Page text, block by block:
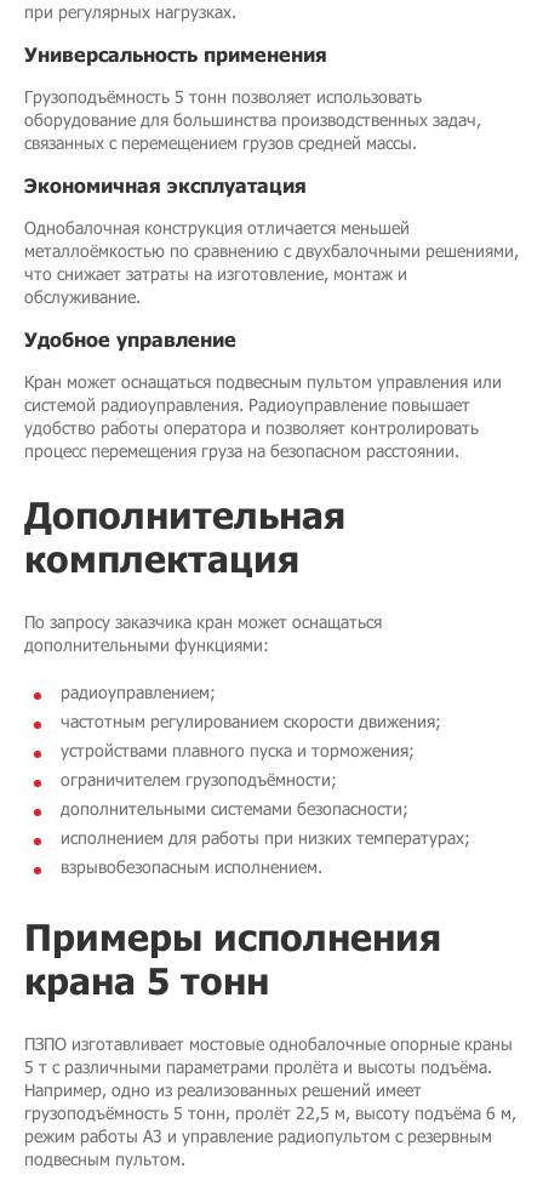
при регулярных нагрузках.
Универсальность применения
Грузоподъёмность 5 тонн позволяет использовать
оборудование для большинства производственных задач,
связанных с перемещением грузов средней массы.
Экономичная эксплуатация
Однобалочная конструкция отличается меньшей
металлоёмкостью по сравнению с двухбалочными решениями,
что снижает затраты на изготовление, монтаж и
обслуживание.
Удобное управление
Кран может оснащаться подвесным пультом управления или
системой радиоуправления. Радиоуправление повышает
удобство работы оператора и позволяет контролировать
процесс перемещения груза на безопасном расстоянии.
Дополнительная
комплектация
По запросу заказчика кран может оснащаться
дополнительными функциями:
радиоуправлением;
частотным регулированием скорости движения;
устройствами плавного пуска и торможения;
ограничителем грузоподъёмности;
дополнительными системами безопасности;
исполнением для работы при низких температурах;
взрывобезопасным исполнением.
Примеры исполнения
крана 5 тонн
ПЗПО изготавливает мостовые однобалочные опорные краны
5 т с различными параметрами пролёта и высоты подъёма.
Например, одно из реализованных решений имеет
грузоподъёмность 5 тонн, пролёт 22,5 м, высоту подъёма 6 м,
режим работы А3 и управление радиопультом с резервным
подвесным пультом.